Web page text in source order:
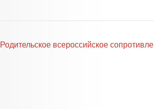
Родительское всероссийское